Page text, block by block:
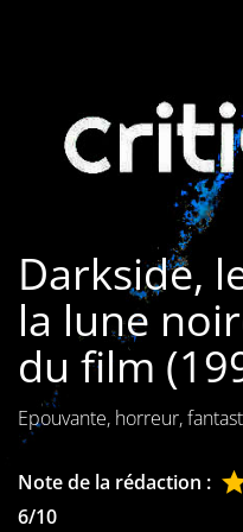
Séries
Les films
interdits
Les
Les
Les acteurs
Les actrices
Les
Darkside,
la lune
du film
Epouvante, horreur,
Note de la rédaction :
6/10